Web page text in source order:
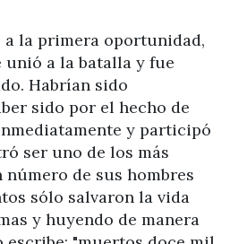
a la primera oportunidad,
unió a la batalla y fue
Habrían sido
sido por el hecho de
y participó
ser uno de los más
de sus hombres
sólo salvaron la vida
y huyendo de manera